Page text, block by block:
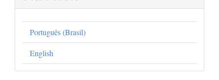
Português (Brasil)
English